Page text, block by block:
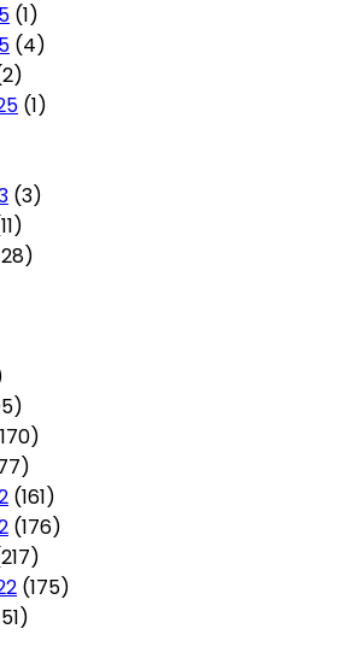
(1)
(4)
(1)
(3)
(161)
(176)
(175)